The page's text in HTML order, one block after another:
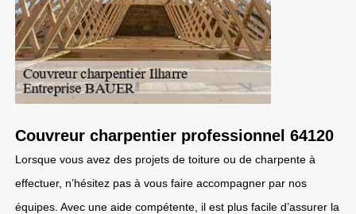
Couvreur charpentier professionnel 64120
Lorsque vous avez des projets de toiture ou de charpente à
effectuer, n’hésitez pas à vous faire accompagner par nos
équipes. Avec une aide compétente, il est plus facile d’assurer la